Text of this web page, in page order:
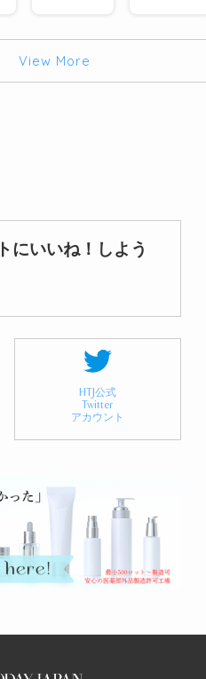
View More
にいいね！しよう
HTJ公式
Twitter
アカウント